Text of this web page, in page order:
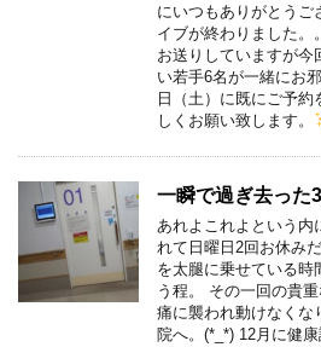
にいつもありがとうご
イブが終わりました。
お送りしていますが今
い若手6名が一緒にお
日（土）に既にご予
しくお願い致します。
一瞬で過ぎ去った3
あれよこれよという内
れて日曜日2回お休み
を太腿に乗せている時
う程。 その一回の貴
痛に襲われ動けなくな
院へ。(⁠*⁠_⁠*⁠) 12月に健